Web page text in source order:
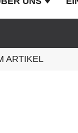
ARTIKEL